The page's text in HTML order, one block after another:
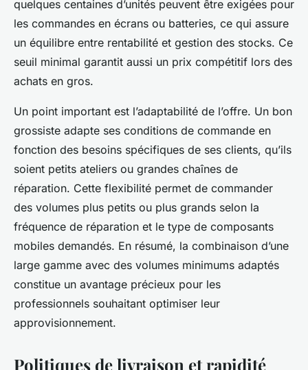
quelques centaines d’unités peuvent être exigées pour
les commandes en écrans ou batteries, ce qui assure
un équilibre entre rentabilité et gestion des stocks. Ce
seuil minimal garantit aussi un prix compétitif lors des
achats en gros.
Un point important est l’adaptabilité de l’offre. Un bon
grossiste adapte ses conditions de commande en
fonction des besoins spécifiques de ses clients, qu’ils
soient petits ateliers ou grandes chaînes de
réparation. Cette flexibilité permet de commander
des volumes plus petits ou plus grands selon la
fréquence de réparation et le type de composants
mobiles demandés. En résumé, la combinaison d’une
large gamme avec des volumes minimums adaptés
constitue un avantage précieux pour les
professionnels souhaitant optimiser leur
approvisionnement.
Politiques de livraison et rapidité